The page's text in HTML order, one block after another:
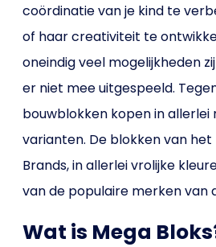
coördinatie van je kind te
of haar creativiteit te
oneindig veel mogelijkheden
er niet mee uitgespeeld.
bouwblokken kopen in
varianten. De blokken van
Brands, in allerlei vrolijke
van de populaire merken van
Wat is Mega